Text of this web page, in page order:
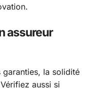
assureur
la solidité
aussi si